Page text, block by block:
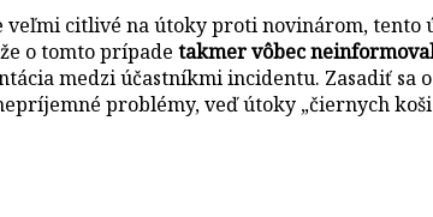
citlivé na útoky proti novinárom,
o tomto prípade takmer vôbec
medzi účastníkmi incidentu. Zasadiť sa
problémy, veď útoky „čiernych